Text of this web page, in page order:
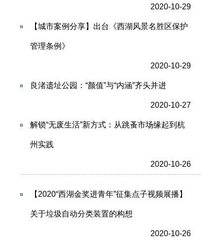
2020-10-29
【城市案例分享】出台《西湖风景名胜区保护
管理条例》
2020-10-29
良渚遗址公园：“颜值”与“内涵”齐头并进
2020-10-27
解锁“无废生活”新方式：从跳蚤市场缘起到杭
州实践
2020-10-26
【2020“西湖金奖进青年”征集点子视频展播】
关于垃圾自动分类装置的构想
2020-10-26